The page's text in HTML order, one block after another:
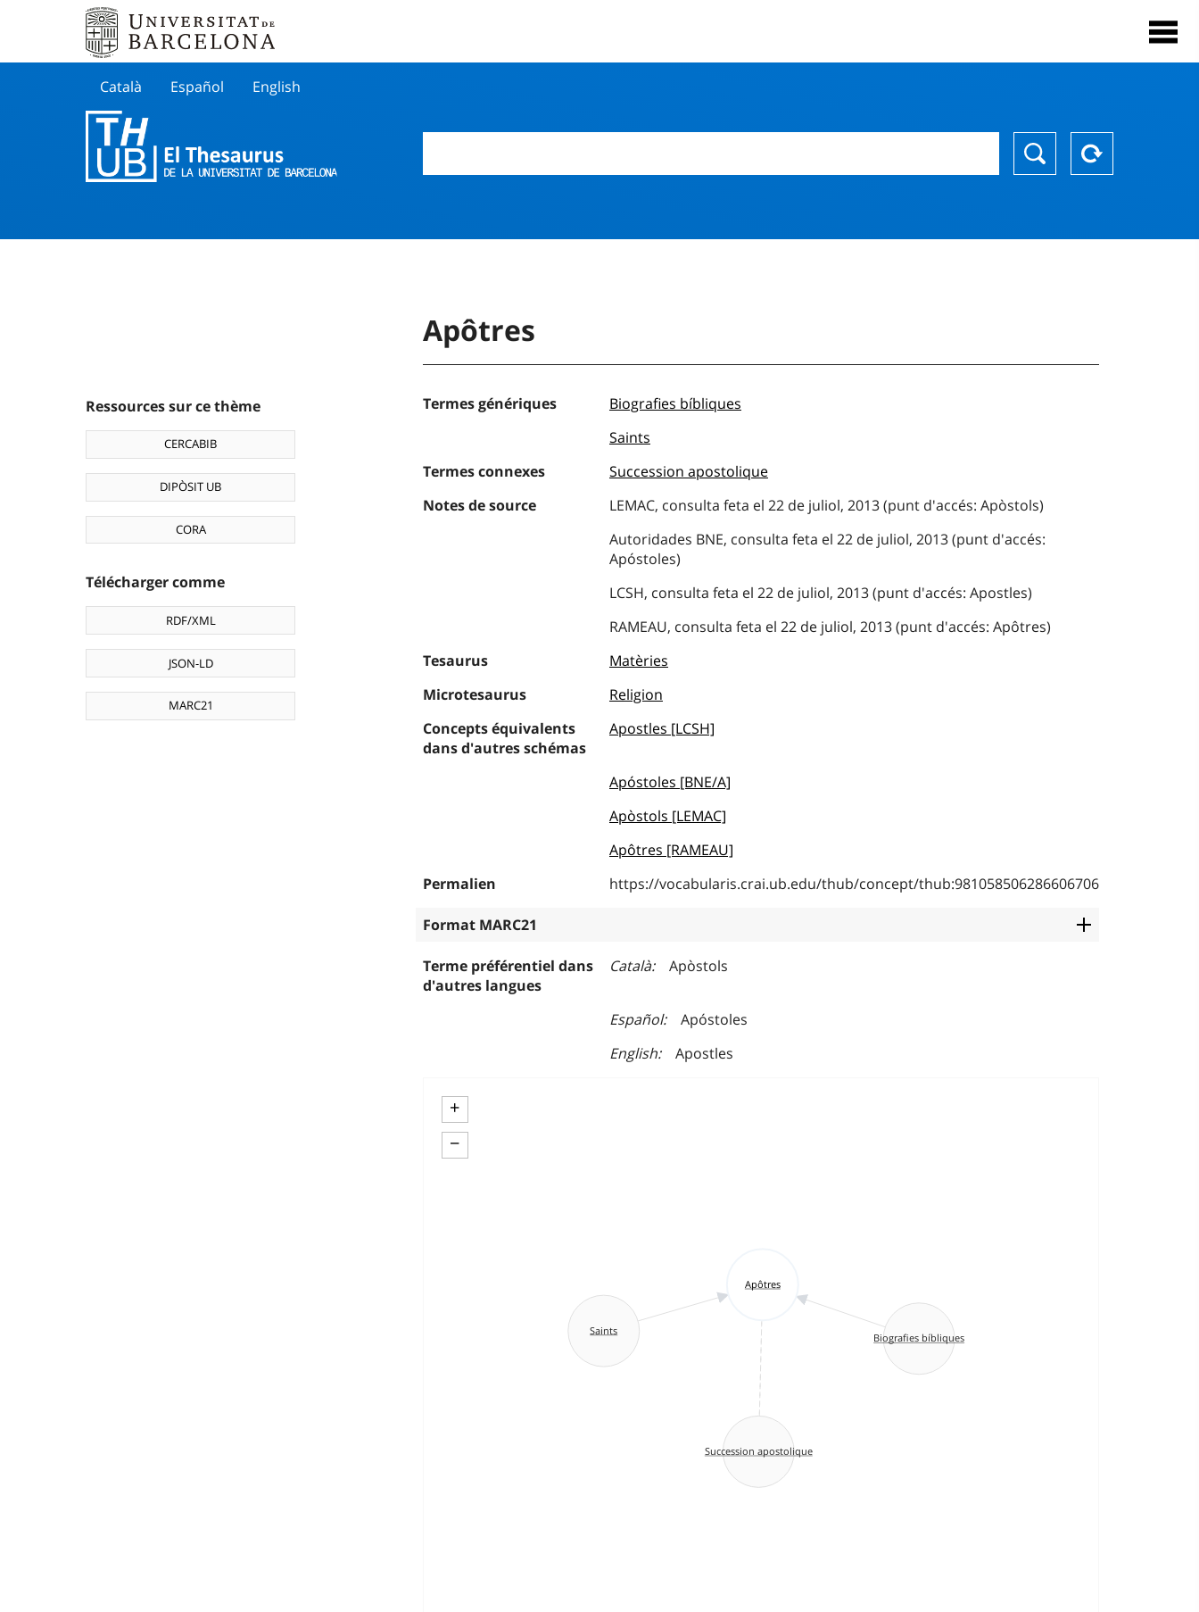
Català Español English
Ressources sur ce thème
CERCABIB
DIPÒSIT UB
CORA
Télécharger comme
RDF/XML
JSON-LD
MARC21
Apôtres
Termes génériques
Biografies bíbliques
Saints
Termes connexes
Succession apostolique
Notes de source
LEMAC, consulta feta el 22 de juliol, 2013 (punt d'accés: Apòstols)
Autoridades BNE, consulta feta el 22 de juliol, 2013 (punt d'accés:
Apóstoles)
LCSH, consulta feta el 22 de juliol, 2013 (punt d'accés: Apostles)
RAMEAU, consulta feta el 22 de juliol, 2013 (punt d'accés: Apôtres)
Tesaurus
Matèries
Microtesaurus
Religion
Concepts équivalents
dans d'autres schémas
Apostles [LCSH]
Apóstoles [BNE/A]
Apòstols [LEMAC]
Apôtres [RAMEAU]
Permalien
https://vocabularis.crai.ub.edu/thub/concept/thub:981058506286606706
Format MARC21
Terme préférentiel dans
d'autres langues
Català Apòstols
Español
Apóstoles
English
Apostles
+
−
Succession apostolique
Saints
Apôtres
Biografies bíbliques